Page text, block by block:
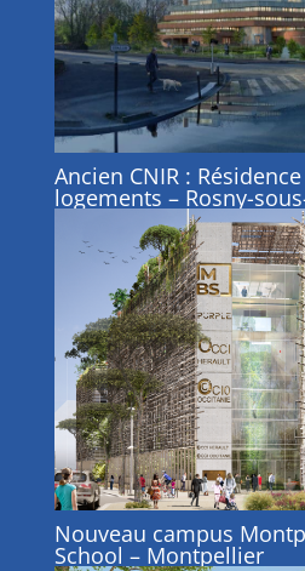
Ancien CNIR :
logements – Rosny-
Nouveau campus
School – Montpellier